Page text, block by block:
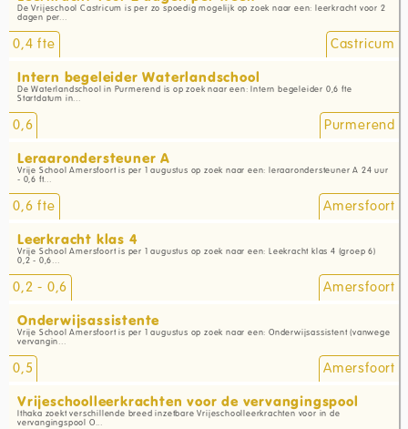
De Vrijeschool Castricum is per zo spoedig mogelijk op zoek naar een: leerkracht voor 2
dagen per...
0,4 fte
Castricum
Intern begeleider Waterlandschool
De Waterlandschool in Purmerend is op zoek naar een: Intern begeleider 0,6 fte
Startdatum in...
0,6
Purmerend
Leraarondersteuner A
Vrije School Amersfoort is per 1 augustus op zoek naar een: leraarondersteuner A 24 uur
- 0,6 ft...
0,6 fte
Amersfoort
Leerkracht klas 4
Vrije School Amersfoort is per 1 augustus op zoek naar een: Leekracht klas 4 (groep 6)
0,2 - 0,6...
0,2 - 0,6
Amersfoort
Onderwijsassistente
Vrije School Amersfoort is per 1 augustus op zoek naar een: Onderwijsassistent (vanwege
vervangin...
0,5
Amersfoort
Vrijeschoolleerkrachten voor de vervangingspool
Ithaka zoekt verschillende breed inzetbare Vrijeschoolleerkrachten voor in de
vervangingspool O...